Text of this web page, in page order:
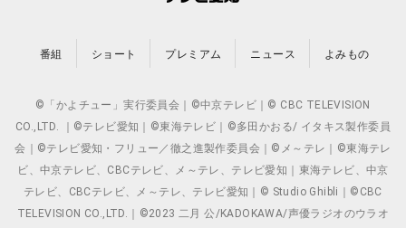
番組 ショート プレミアム ニュース よみもの
©「かよチュー」実行委員会｜©中京テレビ｜© CBC TELEVISION
CO.,LTD. ｜©テレビ愛知｜©東海テレビ｜©多田かおる/ イタキス製作委員
会｜©テレビ愛知・フリュー／徹之進製作委員会｜©メ～テレ｜©東海テレ
ビ、中京テレビ、CBCテレビ、メ～テレ、テレビ愛知｜東海テレビ、中京
テレビ、CBCテレビ、メ～テレ、テレビ愛知｜© Studio Ghibli｜©CBC
TELEVISION CO.,LTD.｜©2023 二月 公/KADOKAWA/声優ラジオのウラオ